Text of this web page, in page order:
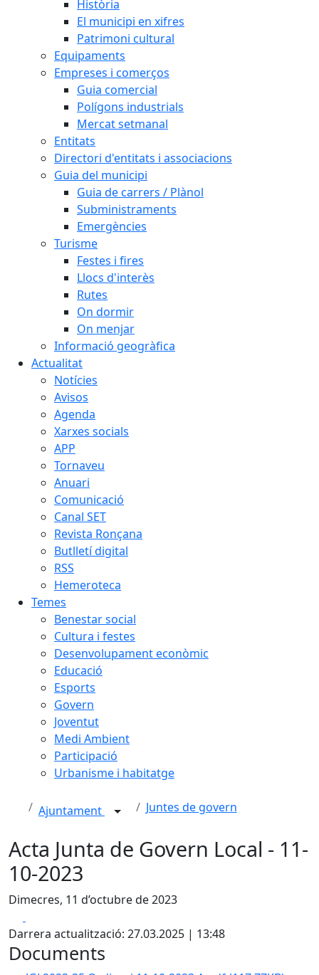
Història
El municipi en xifres
Patrimoni cultural
Equipaments
Empreses i comerços
Guia comercial
Polígons industrials
Mercat setmanal
Entitats
Directori d'entitats i associacions
Guia del municipi
Guia de carrers / Plànol
Subministraments
Emergències
Turisme
Festes i fires
Llocs d'interès
Rutes
On dormir
On menjar
Informació geogràfica
Actualitat
Notícies
Avisos
Agenda
Xarxes socials
APP
Tornaveu
Anuari
Comunicació
Canal SET
Revista Ronçana
Butlletí digital
RSS
Hemeroteca
Temes
Benestar social
Cultura i festes
Desenvolupament econòmic
Educació
Esports
Govern
Joventut
Medi Ambient
Participació
Urbanisme i habitatge
Ajuntament Juntes de govern
Acta Junta de Govern Local - 11-
10-2023
Dimecres, 11 d’octubre de 2023
Darrera actualització: 27.03.2025 | 13:48
Documents